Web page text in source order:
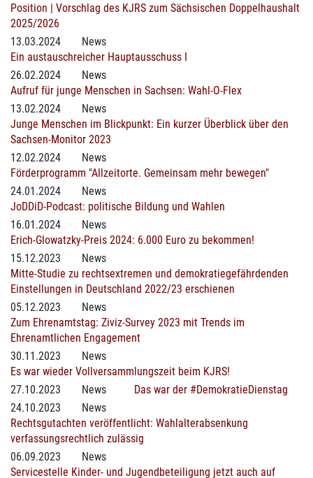
Position | Vorschlag des KJRS zum Sächsischen Doppelhaushalt
2025/2026
13.03.2024
News
Ein austauschreicher Hauptausschuss I
26.02.2024
News
Aufruf für junge Menschen in Sachsen: Wahl-O-Flex
13.02.2024
News
Junge Menschen im Blickpunkt: Ein kurzer Überblick über den
Sachsen-Monitor 2023
12.02.2024
News
Förderprogramm "Allzeitorte. Gemeinsam mehr bewegen"
24.01.2024
News
JoDDiD-Podcast: politische Bildung und Wahlen
16.01.2024
News
Erich-Glowatzky-Preis 2024: 6.000 Euro zu bekommen!
15.12.2023
News
Mitte-Studie zu rechtsextremen und demokratiegefährdenden
Einstellungen in Deutschland 2022/23 erschienen
05.12.2023
News
Zum Ehrenamtstag: Ziviz-Survey 2023 mit Trends im
Ehrenamtlichen Engagement
30.11.2023
News
Es war wieder Vollversammlungszeit beim KJRS!
27.10.2023
News
Das war der #DemokratieDienstag
24.10.2023
News
Rechtsgutachten veröffentlicht: Wahlalterabsenkung
verfassungsrechtlich zulässig
06.09.2023
News
Servicestelle Kinder- und Jugendbeteiligung jetzt auch auf